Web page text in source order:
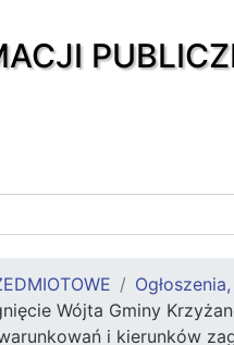
Wójta Gminy
i kierunków